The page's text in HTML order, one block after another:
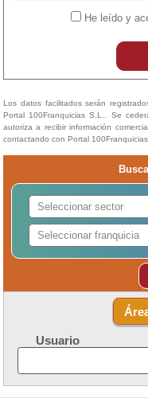
He leído y
Los datos facilitados serán
Portal 100Franquicias S.L.. Se
autoriza a recibir información
contactando con Portal
Usuario